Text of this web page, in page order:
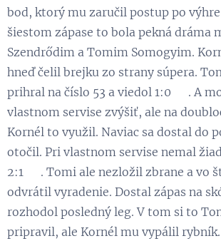
bod, ktorý mu zaručil postup po
šiestom zápase to bola pekná dráma
Szendrődim a Tomim Somogyim.
hneď čelil brejku zo strany súpera.
prihral na číslo 53 a viedol 1:0 😉. A
vlastnom servise zvýšiť, ale na
Kornél to využil. Naviac sa dostal do
otočil. Pri vlastnom servise nemal
2:1 💪. Tomi ale nezložil zbrane a vo
odvrátil vyradenie. Dostal zápas na
rozhodol posledný leg. V tom si to
pripravil, ale Kornél mu vypálil rybník.